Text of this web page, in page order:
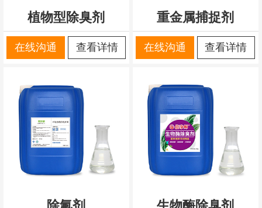
植物型除臭剂
在线沟通 查看详情
重金属捕捉剂
在线沟通 查看详情